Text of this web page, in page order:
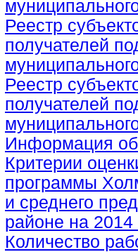
Реестр
получателей
Реестр
получателей
Информация об
Критерии
программы
и среднего
районе на 2014
Количество